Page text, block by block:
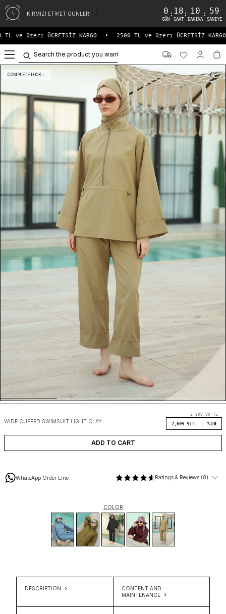
KIRMIZI ETİKET GÜNLERİ 0
GÜN
: 18
SAAT
: 10
DAKIKA
: 59
SANIYE
ve üzeri ÜCRETSİZ KARGO 2500 TL ve üzeri ÜCRETSİZ KARGO
COMPLETE LOOK
WIDE CUFFED SWIMSUIT LIGHT CLAY
2,899.90TL
2,609.91 TL %10
ADD TO CART
WhatsApp Order Line Ratings & Reviews (8)
COLOR
DESCRIPTION
CONTENT AND
MAINTENANCE